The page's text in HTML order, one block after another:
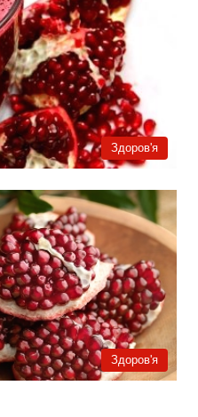
Здоров'я
Здоров'я